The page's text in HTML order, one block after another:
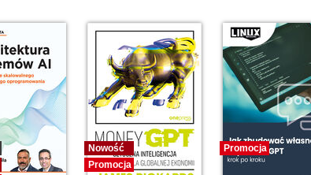
Nowość
Promocja
Promocja